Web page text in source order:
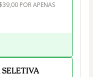
POR APENAS